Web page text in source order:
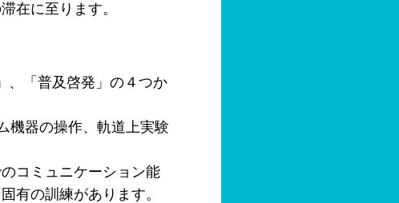
在に至ります。
、「普及啓発」の４つか
機器の操作、軌道上実験
コミュニケーション能
有の訓練があります。